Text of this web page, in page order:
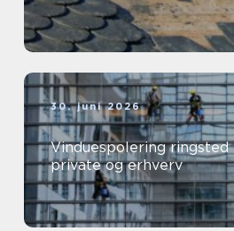
30. juni 2026
Vinduespolering ringsted klare ruder til
private og erhverv